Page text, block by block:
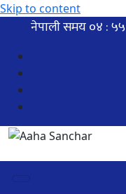
Skip to content